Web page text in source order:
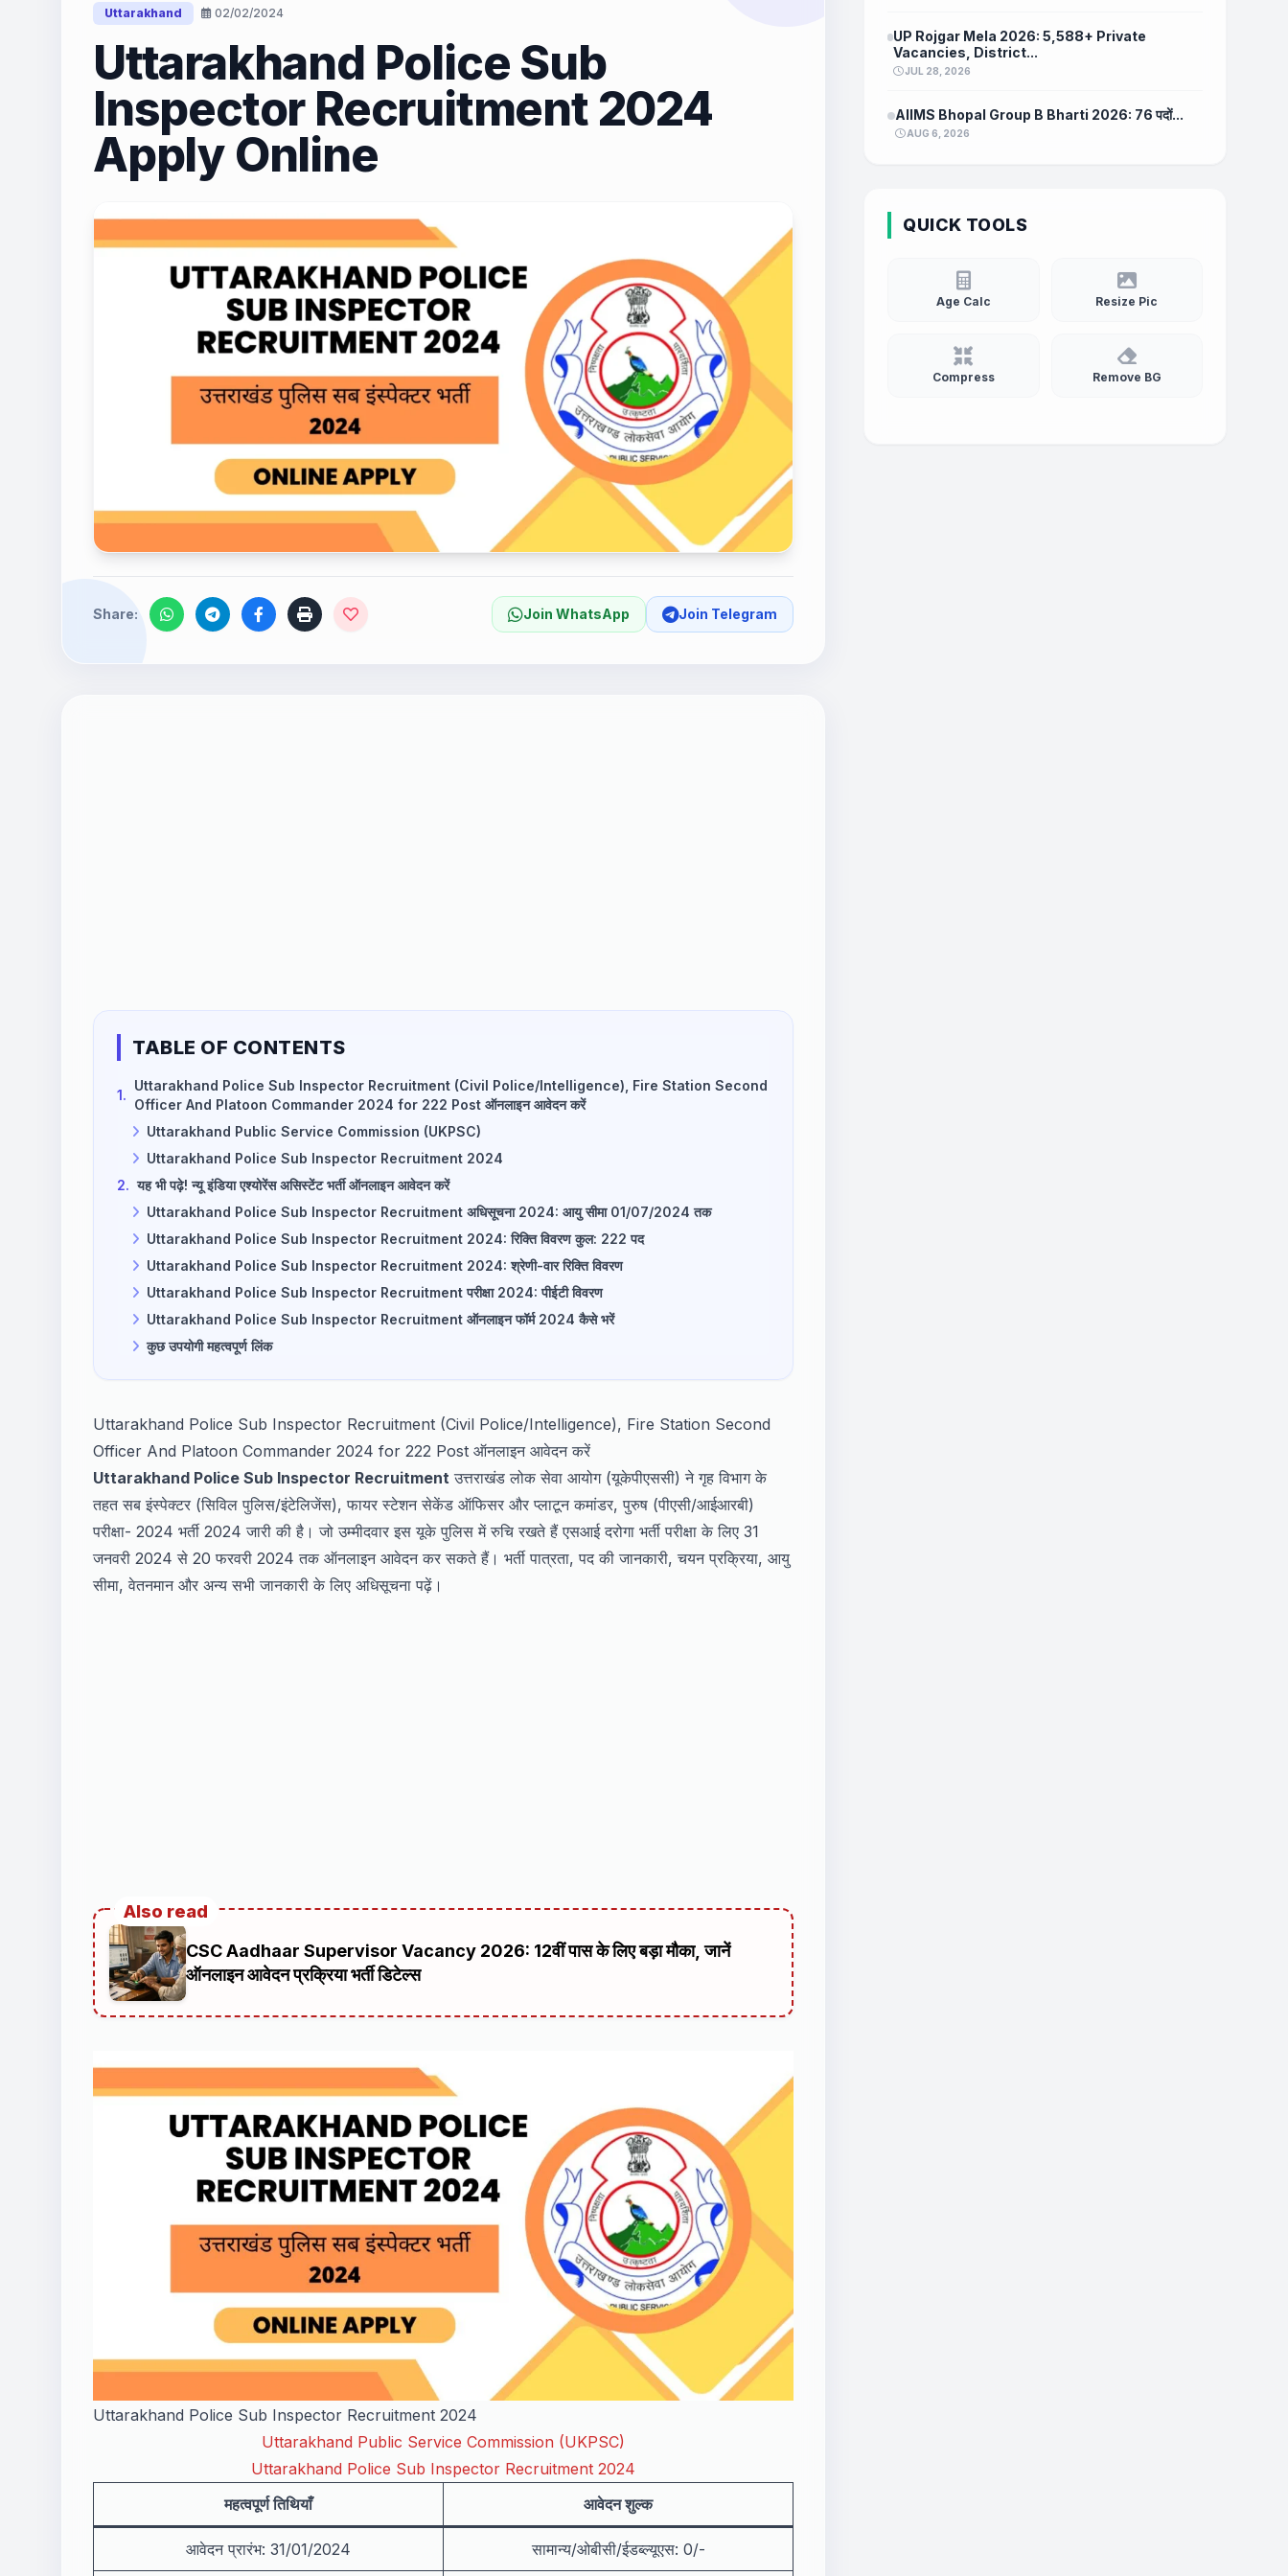
Uttarakhand 02/02/2024
Uttarakhand Police Sub
Inspector Recruitment 2024
Apply Online
Share: Join WhatsApp Join Telegram
TABLE OF CONTENTS
1.
Uttarakhand Police Sub Inspector Recruitment (Civil Police/Intelligence), Fire Station Second
Officer And Platoon Commander 2024 for 222 Post ऑनलाइन आवेदन करें
Uttarakhand Public Service Commission (UKPSC)
Uttarakhand Police Sub Inspector Recruitment 2024
2. यह भी पढ़े! न्यू इंडिया एश्योरेंस असिस्टेंट भर्ती ऑनलाइन आवेदन करें
Uttarakhand Police Sub Inspector Recruitment अधिसूचना 2024: आयु सीमा 01/07/2024 तक
Uttarakhand Police Sub Inspector Recruitment 2024: रिक्ति विवरण कुल: 222 पद
Uttarakhand Police Sub Inspector Recruitment 2024: श्रेणी-वार रिक्ति विवरण
Uttarakhand Police Sub Inspector Recruitment परीक्षा 2024: पीईटी विवरण
Uttarakhand Police Sub Inspector Recruitment ऑनलाइन फॉर्म 2024 कैसे भरें
कुछ उपयोगी महत्वपूर्ण लिंक
Uttarakhand Police Sub Inspector Recruitment (Civil Police/Intelligence), Fire Station Second
Officer And Platoon Commander 2024 for 222 Post ऑनलाइन आवेदन करें
Uttarakhand Police Sub Inspector Recruitment उत्तराखंड लोक सेवा आयोग (यूकेपीएससी) ने गृह विभाग के
तहत सब इंस्पेक्टर (सिविल पुलिस/इंटेलिजेंस), फायर स्टेशन सेकेंड ऑफिसर और प्लाटून कमांडर, पुरुष (पीएसी/आईआरबी)
परीक्षा- 2024 भर्ती 2024 जारी की है। जो उम्मीदवार इस यूके पुलिस में रुचि रखते हैं एसआई दरोगा भर्ती परीक्षा के लिए 31
जनवरी 2024 से 20 फरवरी 2024 तक ऑनलाइन आवेदन कर सकते हैं। भर्ती पात्रता, पद की जानकारी, चयन प्रक्रिया, आयु
सीमा, वेतनमान और अन्य सभी जानकारी के लिए अधिसूचना पढ़ें।
Also read
CSC Aadhaar Supervisor Vacancy 2026: 12वीं पास के लिए बड़ा मौका, जानें
ऑनलाइन आवेदन प्रक्रिया भर्ती डिटेल्स
Uttarakhand Police Sub Inspector Recruitment 2024
Uttarakhand Public Service Commission (UKPSC)
Uttarakhand Police Sub Inspector Recruitment 2024
महत्वपूर्ण तिथियाँ
आवेदन शुल्क
आवेदन प्रारंभ: 31/01/2024 सामान्य/ओबीसी/ईडब्ल्यूएस: 0/-
UP Rojgar Mela 2026: 5,588+ Private
Vacancies, District...
JUL 28, 2026
AIIMS Bhopal Group B Bharti 2026: 76 पदों...
AUG 6, 2026
QUICK TOOLS
Age Calc Resize Pic
Compress Remove BG